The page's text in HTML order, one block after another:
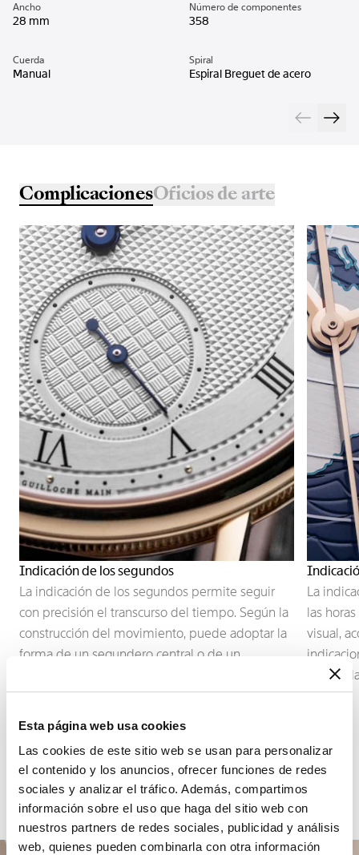
Esta página web usa cookies
Las cookies de este sitio web se usan para personalizar
el contenido y los anuncios, ofrecer funciones de redes
sociales y analizar el tráfico. Además, compartimos
información sobre el uso que haga del sitio web con
nuestros partners de redes sociales, publicidad y análisis
web, quienes pueden combinarla con otra información
Ancho
28 mm
Número de componentes
358
Cuerda
Manual
Spiral
Espiral Breguet de acero
ComplicacionesOficios de arte
Indicación de los segundos
La indicación de los segundos permite seguir
con precisión el transcurso del tiempo. Según la
construcción del movimiento, puede adoptar la
forma de un segundero central o de un
la arquitectura de la esfera.
La
las
visual,